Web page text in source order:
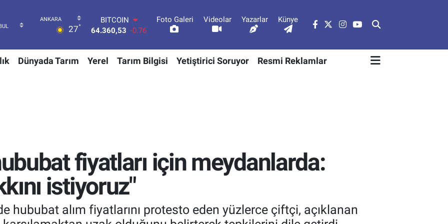
27°
DOLAR
47,7143
0.16
55,0317 -0.02
STERLİN
Foto Galeri Videolar Yazarlar Künye
Dünyada Tarım Yerel Tarım Bilgisi Yetiştirici Soruyor Resmi Reklamlar
fiyatları için meydanlarda:
istiyoruz"
hububat alım fiyatlarını protesto eden yüzlerce çiftçi, açıklanan